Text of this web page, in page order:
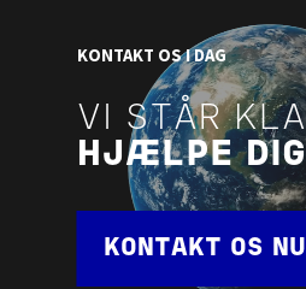
KONTAKT OS I DAG
VI STÅR
HJÆLPE DIG
KONTAKT OS NU